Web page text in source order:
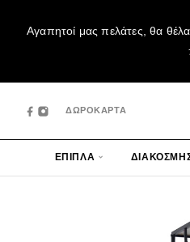
Αγαπητοί μας πελάτες, θα
ΔΩΡΟΚΑΡΤΑ
ΕΠΙΠΛΑ